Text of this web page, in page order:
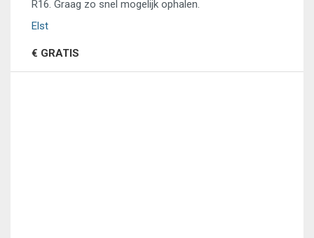
R16. Graag zo snel mogelijk ophalen.
Elst
€ GRATIS